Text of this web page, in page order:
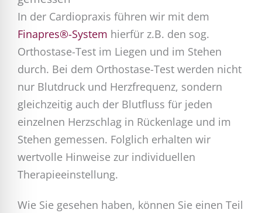
In der Cardiopraxis führen wir mit dem
Finapres®-System hierfür z.B. den sog.
Orthostase-Test im Liegen und im Stehen
durch. Bei dem Orthostase-Test werden nicht
nur Blutdruck und Herzfrequenz, sondern
gleichzeitig auch der Blutfluss für jeden
einzelnen Herzschlag in Rückenlage und im
Stehen gemessen. Folglich erhalten wir
wertvolle Hinweise zur individuellen
Therapieeinstellung.
Wie Sie gesehen haben, können Sie einen Teil